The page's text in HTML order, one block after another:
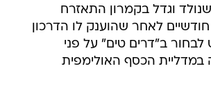
וגדל בקמרון התאזרח
לאחר שהוענק לו הדרכון
לבחור ב"דרים טים" על פני
הכסף האולימפית